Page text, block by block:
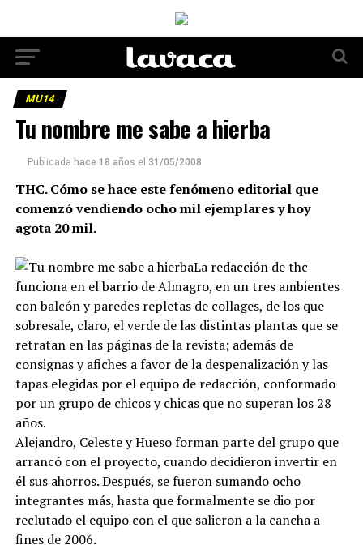
MU14
Tu nombre me sabe a hierba
Publicada hace 18 años el 31/05/2008
THC. Cómo se hace este fenómeno editorial que
comenzó vendiendo ocho mil ejemplares y hoy
agota 20 mil.
La redacción de thc
funciona en el barrio de Almagro, en un tres ambientes
con balcón y paredes repletas de collages, de los que
sobresale, claro, el verde de las distintas plantas que se
retratan en las páginas de la revista; además de
consignas y afiches a favor de la despenalización y las
tapas elegidas por el equipo de redacción, conformado
por un grupo de chicos y chicas que no superan los 28
años.
Alejandro, Celeste y Hueso forman parte del grupo que
arrancó con el proyecto, cuando decidieron invertir en
él sus ahorros. Después, se fueron sumando ocho
integrantes más, hasta que formalmente se dio por
reclutado el equipo con el que salieron a la cancha a
fines de 2006.